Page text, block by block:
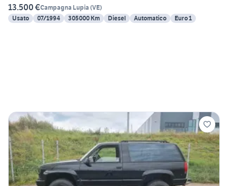
13.500 €Campagna Lupia (VE)
Usato
07/1994 305000 Km Diesel Automatico Euro 1